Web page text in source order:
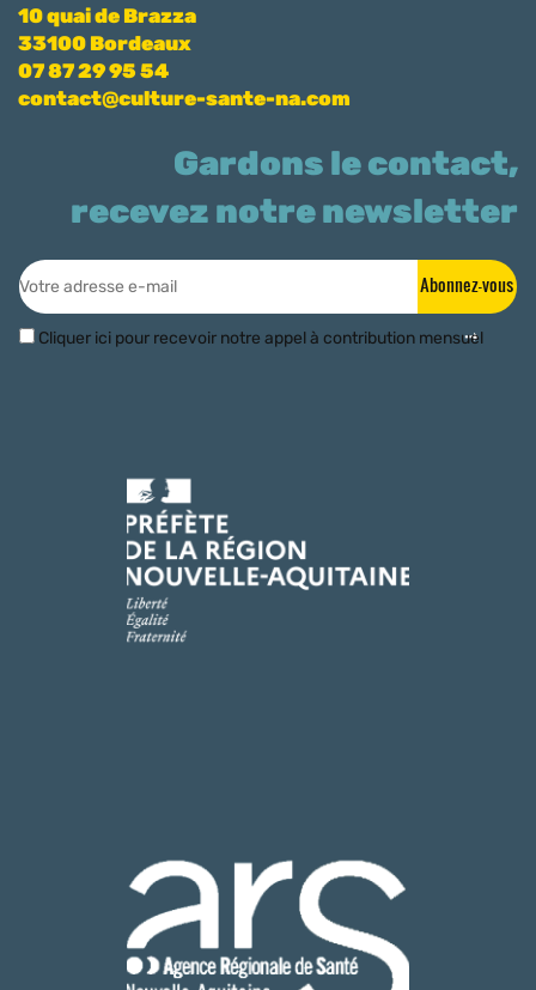
10 quai de Brazza
33100 Bordeaux
07 87 29 95 54
contact@culture-sante-na.com
Gardons le contact,
recevez notre newsletter
Abonnez-vous
Cliquer ici pour recevoir notre appel à contribution mensuel